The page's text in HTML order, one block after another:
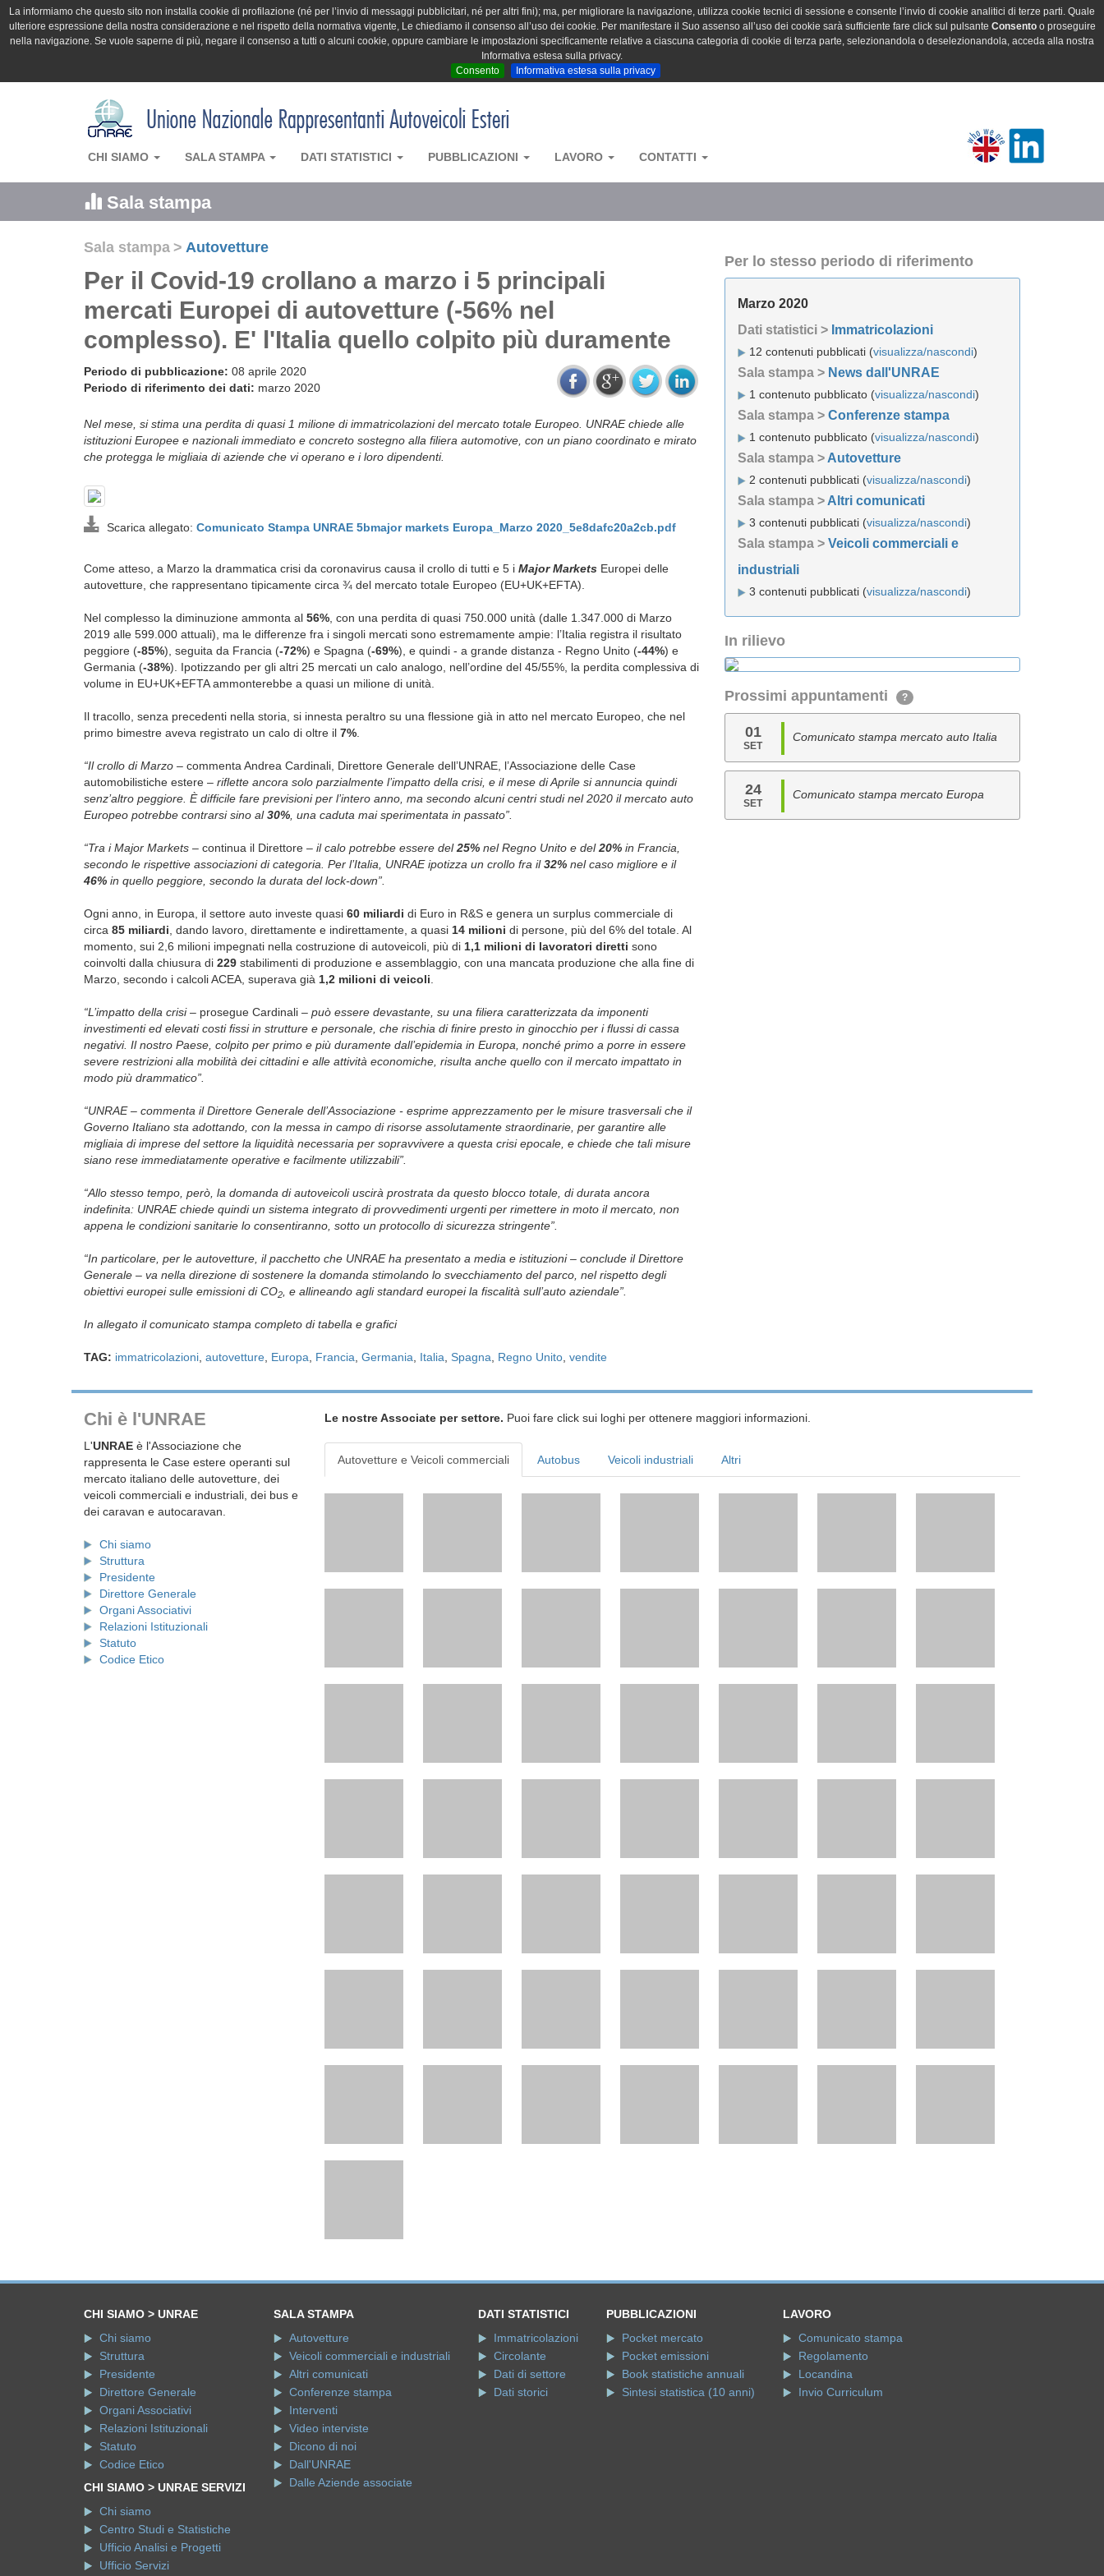
La informiamo che questo sito non installa cookie di profilazione (né per l’invio di messaggi pubblicitari, né per altri fini); ma, per migliorare la navigazione, utilizza cookie tecnici di sessione e consente l’invio di cookie analitici di terze parti. Quale
ulteriore espressione della nostra considerazione e nel rispetto della normativa vigente, Le chiediamo il consenso all’uso dei cookie. Per manifestare il Suo assenso all’uso dei cookie sarà sufficiente fare click sul pulsante Consentoo proseguire
nella navigazione. Se vuole saperne di più, negare il consenso a tutti o alcuni cookie, oppure cambiare le impostazioni specificamente relative a ciascuna categoria di cookie di terza parte, selezionandola o deselezionandola, acceda alla nostra
Informativa estesa sulla privacy.
Consento
Informativa estesa sulla privacy
CHI SIAMO SALA STAMPA DATI STATISTICI PUBBLICAZIONI LAVORO CONTATTI
Sala stampa
Sala stampa > Autovetture
Per il Covid-19 crollano a marzo i 5 principali
mercati Europei di autovetture (-56% nel
complesso). E' l'Italia quello colpito più duramente
Periodo di pubblicazione: 08 aprile 2020
Periodo di riferimento dei dati: marzo 2020
Nel mese, si stima una perdita di quasi 1 milione di immatricolazioni del mercato totale Europeo. UNRAE chiede alle
istituzioni Europee e nazionali immediato e concreto sostegno alla filiera automotive, con un piano coordinato e mirato
che protegga le migliaia di aziende che vi operano e i loro dipendenti.
Scarica allegato: Comunicato Stampa UNRAE 5bmajor markets Europa_Marzo 2020_5e8dafc20a2cb.pdf
Come atteso, a Marzo la drammatica crisi da coronavirus causa il crollo di tutti e 5 i Major Markets Europei delle
autovetture, che rappresentano tipicamente circa ¾ del mercato totale Europeo (EU+UK+EFTA).
Nel complesso la diminuzione ammonta al 56% , con una perdita di quasi 750.000 unità (dalle 1.347.000 di Marzo
2019 alle 599.000 attuali), ma le differenze fra i singoli mercati sono estremamente ampie: l’Italia registra il risultato
peggiore (-85%), seguita da Francia (-72%) e Spagna (-69%), e quindi - a grande distanza - Regno Unito (-44%) e
Germania (-38%). Ipotizzando per gli altri 25 mercati un calo analogo, nell’ordine del 45/55%, la perdita complessiva di
volume in EU+UK+EFTA ammonterebbe a quasi un milione di unità.
Il tracollo, senza precedenti nella storia, si innesta peraltro su una flessione già in atto nel mercato Europeo, che nel
primo bimestre aveva registrato un calo di oltre il 7%
“Il crollo di Marzo – commenta Andrea Cardinali, Direttore Generale dell’UNRAE, l’Associazione delle Case
automobilistiche estere – riflette ancora solo parzialmente l’impatto della crisi, e il mese di Aprile si annuncia quindi
senz’altro peggiore. È difficile fare previsioni per l’intero anno, ma secondo alcuni centri studi nel 2020 il mercato auto
Europeo potrebbe contrarsi sino al30% , una caduta mai sperimentata in passato”.
“Tra i Major Markets – continua il Direttore – il calo potrebbe essere del25% nel Regno Unito e del20% in Francia,
secondo le rispettive associazioni di categoria. Per l’Italia, UNRAE ipotizza un crollo fra il32% nel caso migliore e il
46% in quello peggiore, secondo la durata del lock-down”.
Ogni anno, in Europa, il settore auto investe quasi 60 miliardi di Euro in R&S e genera un surplus commerciale di
circa 85 miliardi , dando lavoro, direttamente e indirettamente, a quasi 14 milioni di persone, più del 6% del totale. Al
momento, sui 2,6 milioni impegnati nella costruzione di autoveicoli, più di 1,1 milioni di lavoratori diretti sono
coinvolti dalla chiusura di 229 stabilimenti di produzione e assemblaggio, con una mancata produzione che alla fine di
Marzo, secondo i calcoli ACEA, superava già 1,2 milioni di veicoli
“L’impatto della crisi– prosegue Cardinali – può essere devastante, su una filiera caratterizzata da imponenti
investimenti ed elevati costi fissi in strutture e personale, che rischia di finire presto in ginocchio per i flussi di cassa
negativi. Il nostro Paese, colpito per primo e più duramente dall’epidemia in Europa, nonché primo a porre in essere
severe restrizioni alla mobilità dei cittadini e alle attività economiche, risulta anche quello con il mercato impattato in
modo più drammatico”.
“UNRAE – commenta il Direttore Generale dell’Associazione - esprime apprezzamento per le misure trasversali che il
Governo Italiano sta adottando, con la messa in campo di risorse assolutamente straordinarie, per garantire alle
migliaia di imprese del settore la liquidità necessaria per sopravvivere a questa crisi epocale, e chiede che tali misure
siano rese immediatamente operative e facilmente utilizzabili”.
“Allo stesso tempo, però, la domanda di autoveicoli uscirà prostrata da questo blocco totale, di durata ancora
indefinita: UNRAE chiede quindi un sistema integrato di provvedimenti urgenti per rimettere in moto il mercato, non
appena le condizioni sanitarie lo consentiranno, sotto un protocollo di sicurezza stringente”.
“In particolare, per le autovetture, il pacchetto che UNRAE ha presentato a media e istituzioni – conclude il Direttore
Generale – va nella direzione di sostenere la domanda stimolando lo svecchiamento del parco, nel rispetto degli
obiettivi europei sulle emissioni di CO2 , e allineando agli standard europei la fiscalità sull’auto aziendale”.
In allegato il comunicato stampa completo di tabella e grafici
TAG: immatricolazioni autovetture Europa Francia Germania Italia Spagna Regno Unito vendite
Per lo stesso periodo di riferimento
Marzo 2020
Dati statistici > Immatricolazioni
12 contenuti pubblicati (visualizza/nascondi)
Sala stampa > News dall'UNRAE
1 contenuto pubblicato (visualizza/nascondi)
Sala stampa > Conferenze stampa
1 contenuto pubblicato (visualizza/nascondi)
Sala stampa > Autovetture
2 contenuti pubblicati (visualizza/nascondi)
Sala stampa > Altri comunicati
3 contenuti pubblicati (visualizza/nascondi)
Sala stampa > Veicoli commerciali e
industriali
3 contenuti pubblicati (visualizza/nascondi)
In rilievo
Prossimi appuntamenti ?
01
SET
Comunicato stampa mercato auto Italia
24
SET
Comunicato stampa mercato Europa
Chi è l'UNRAE
L'UNRAE è l'Associazione che
rappresenta le Case estere operanti sul
mercato italiano delle autovetture, dei
veicoli commerciali e industriali, dei bus e
dei caravan e autocaravan.
Chi siamo
Struttura
Presidente
Direttore Generale
Organi Associativi
Relazioni Istituzionali
Statuto
Codice Etico
Le nostre Associate per settore. Puoi fare click sui loghi per ottenere maggiori informazioni.
Autovetture e Veicoli commerciali Autobus Veicoli industriali Altri
CHI SIAMO > UNRAE
Chi siamo
Struttura
Presidente
Direttore Generale
Organi Associativi
Relazioni Istituzionali
Statuto
Codice Etico
CHI SIAMO > UNRAE SERVIZI
Chi siamo
Centro Studi e Statistiche
Ufficio Analisi e Progetti
Ufficio Servizi
SALA STAMPA
Autovetture
Veicoli commerciali e industriali
Altri comunicati
Conferenze stampa
Interventi
Video interviste
Dicono di noi
Dall'UNRAE
Dalle Aziende associate
DATI STATISTICI
Immatricolazioni
Circolante
Dati di settore
Dati storici
PUBBLICAZIONI
Pocket mercato
Pocket emissioni
Book statistiche annuali
Sintesi statistica (10 anni)
LAVORO
Comunicato stampa
Regolamento
Locandina
Invio Curriculum